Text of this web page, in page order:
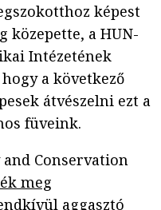
képest
közepette, a HUN-
Intézetének
a következő
átvészelni ezt a
füveink.
Conservation
meg
aggasztó